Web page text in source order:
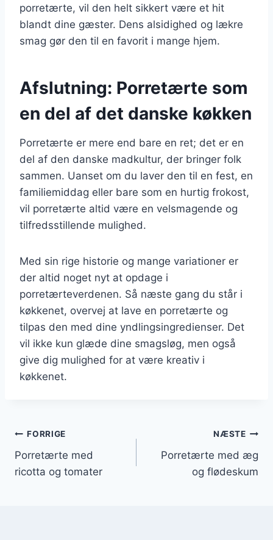
porretærte, vil den helt sikkert være et hit
blandt dine gæster. Dens alsidighed og lækre
smag gør den til en favorit i mange hjem.
Afslutning: Porretærte som
en del af det danske køkken
Porretærte er mere end bare en ret; det er en
del af den danske madkultur, der bringer folk
sammen. Uanset om du laver den til en fest, en
familiemiddag eller bare som en hurtig frokost,
vil porretærte altid være en velsmagende og
tilfredsstillende mulighed.
Med sin rige historie og mange variationer er
der altid noget nyt at opdage i
porretærteverdenen. Så næste gang du står i
køkkenet, overvej at lave en porretærte og
tilpas den med dine yndlingsingredienser. Det
vil ikke kun glæde dine smagsløg, men også
give dig mulighed for at være kreativ i
køkkenet.
Indlægsnavigation
FORRIGE
Porretærte med
ricotta og tomater
NÆSTE
Porretærte med æg
og flødeskum